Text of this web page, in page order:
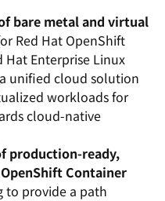
bare metal and virtual
Red Hat OpenShift
Hat Enterprise Linux
unified cloud solution
workloads for
cloud-native
production-ready,
Container
to provide a path